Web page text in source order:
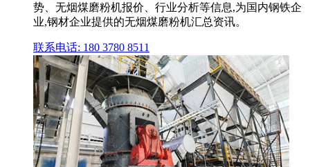
势、无烟煤磨粉机报价、行业分析等信息,为国内钢铁企
业,钢材企业提供的无烟煤磨粉机汇总资讯。
联系电话: 180 3780 8511